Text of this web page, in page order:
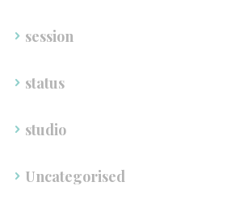
ession
tatu
tudio
Uncategorised